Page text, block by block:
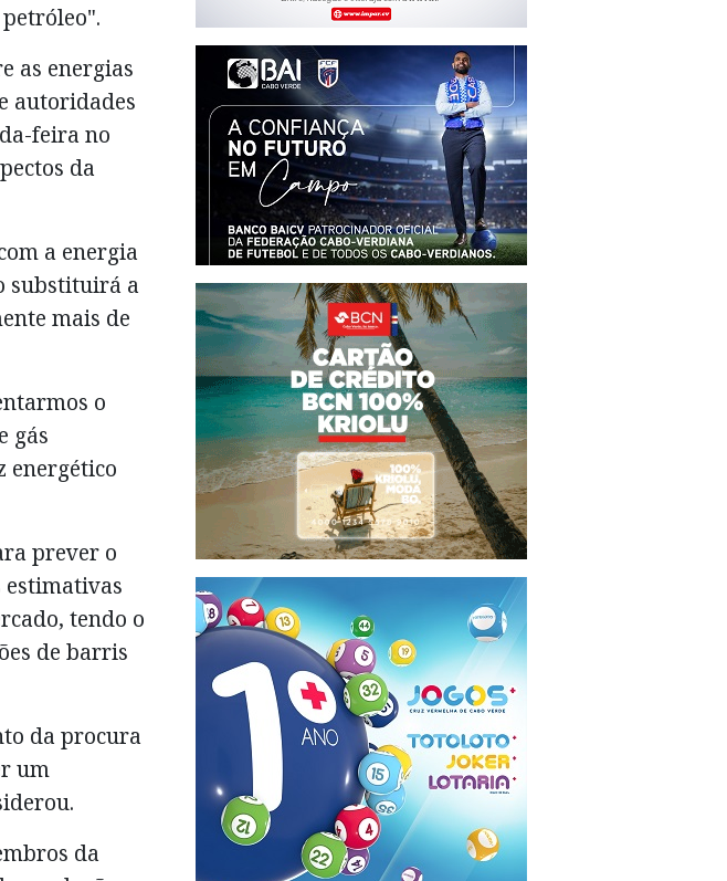
as energias
autoridades
feira no
da
a energia
substituirá a
mais de
o
gás
energético
prever o
estimativas
tendo o
de barris
da procura
um
da